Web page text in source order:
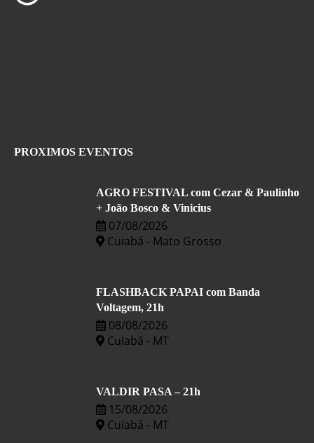
PROXIMOS EVENTOS
AGRO FESTIVAL com Cezar & Paulinho
+ João Bosco & Vinicius
07/08/2026
Cuiabá - Mato Grosso
FLASHBACK PAPAI com Banda
Voltagem, 21h
08/08/2026
Cuiabá - MT
VALDIR PASA – 21h
15/08/2026
Cuiabá - MT